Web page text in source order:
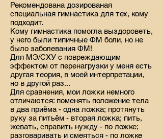
Рекомендована дозированая
специальная гимнастика для тех, кому
подходит.
Кому гимнастика помогла выздороветь,
у него были типичные ФМ боли, но не
было заболевания ФМ!
Для МЭ/СХУ с повреждающим
эффектом от перенагрузки у меня есть
другая теория, в моей интерпретации,
но в другой раз...
Для сравнения, мои ложки немного
отличаются: поменять положение тела
в два приёма - одна ложка; протянуть
руку за питьём - вторая ложка; пить,
жевать, справить нужду - по ложке;
разговаривать и смеяться - по ложке